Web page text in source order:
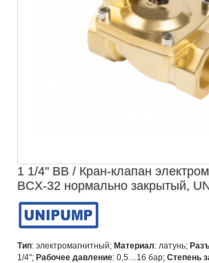
1 1/4" ВВ / Кран-клапан
BCX-32 нормально закрытый,
Тип: электромагнитный; Материал: латунь;
1/4"; Рабочее давление: 0,5…16 бар; Степень